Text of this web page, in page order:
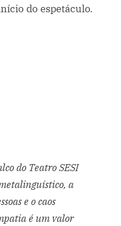
do espetáculo.
do Teatro SESI
a
e o caos
é um valor